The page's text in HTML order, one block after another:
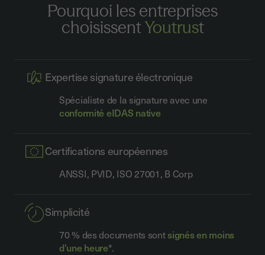
Pourquoi les entreprises
choisissentYoutrust
Expertise signature électronique
Spécialiste de la signature avec une
conformité eIDAS native
Certifications européennes
ANSSI, PVID, ISO 27001, B Corp
Simplicité
70 % des documents sontsignés en moins
d'une heure*.